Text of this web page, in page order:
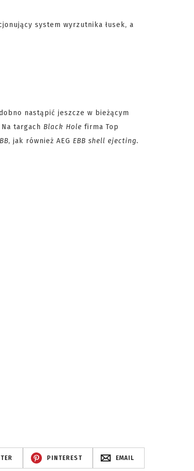
system wyrzutnika łusek, a
nastąpić jeszcze w bieżącym
targach Black Hole firma Top
, jak również AEG EBB shell ejecting.
PINTEREST EMAIL